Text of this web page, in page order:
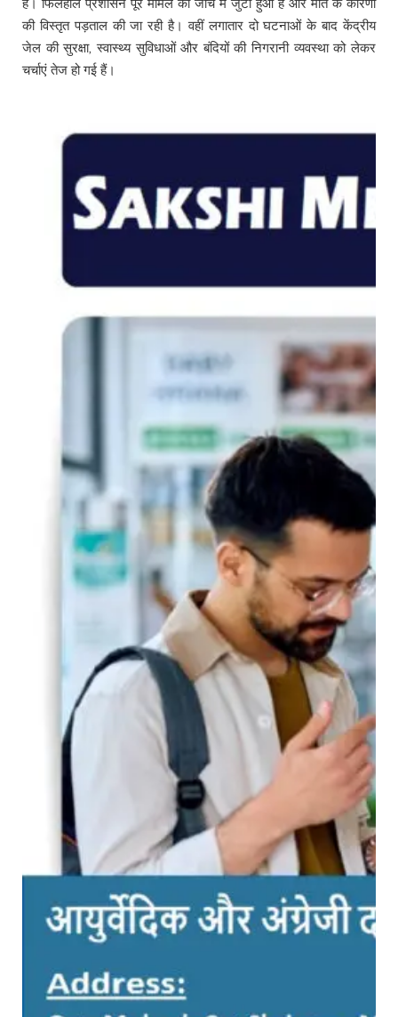
की विस्तृत पड़ताल की जा रही है। वहीं लगातार दो घटनाओं के बाद केंद्रीय
जेल की सुरक्षा, स्वास्थ्य सुविधाओं और बंदियों की निगरानी व्यवस्था को लेकर
चर्चाएं तेज हो गई हैं।